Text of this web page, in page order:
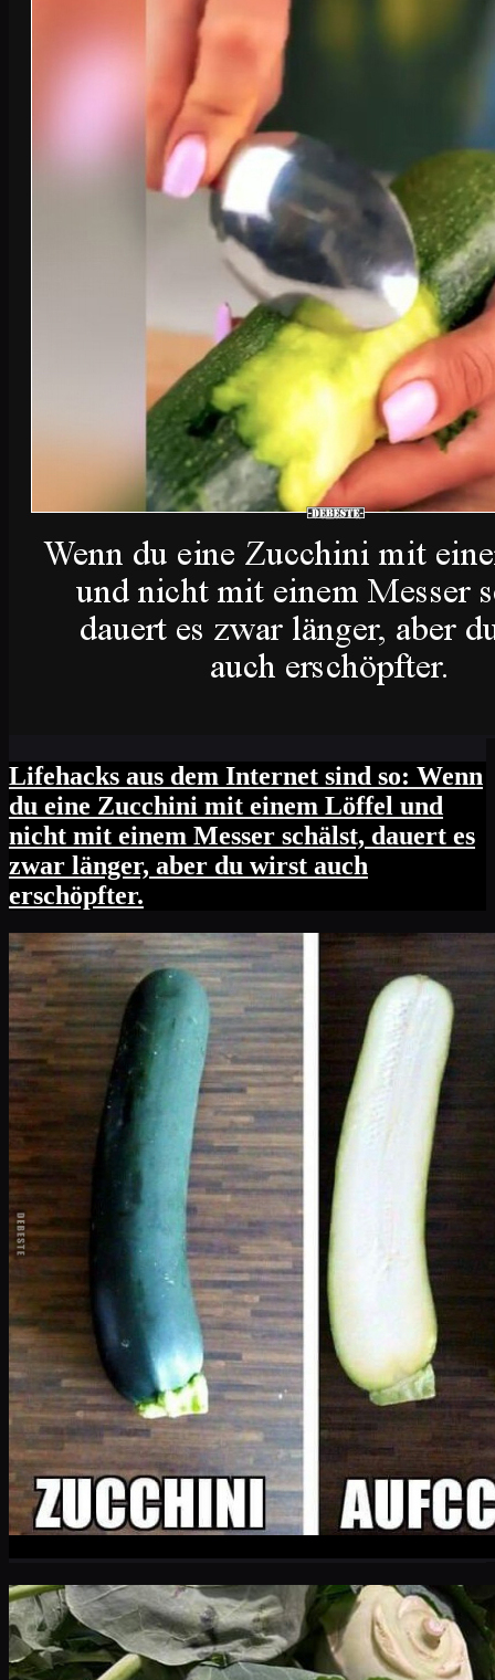
Lifehacks aus dem Internet sind so: Wenn
du eine Zucchini mit einem Löffel und
nicht mit einem Messer schälst, dauert es
zwar länger, aber du wirst auch
erschöpfter.